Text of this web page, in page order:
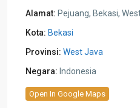
Alamat: Pejuang, Bekasi,
Kota: Bekasi
Provinsi: West Java
Negara: Indonesia
Open In Google Maps